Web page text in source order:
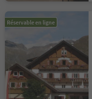
Réservable en ligne